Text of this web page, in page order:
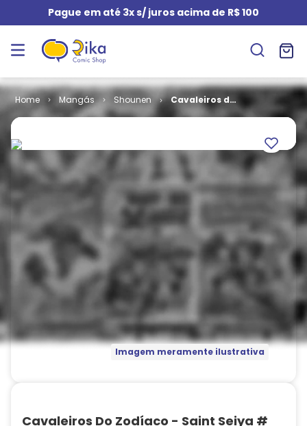
Pague em até 3x s/ juros acima de R$ 100
Mangás Shounen
Cavaleiros do
Zodíaco -
Imagem meramente ilustrativa
Cavaleiros Do Zodíaco - Saint Seiya #